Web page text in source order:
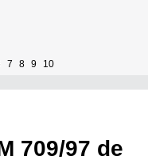
7 8 9 10
709/97 de